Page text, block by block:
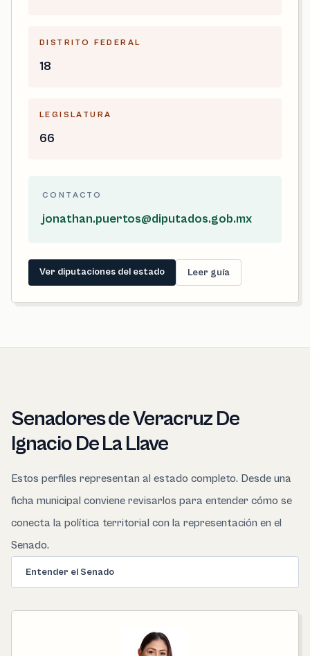
DISTRITO FEDERAL
18
LEGISLATURA
66
CONTACTO
jonathan.puertos@diputados.gob.mx
Ver diputaciones del estado Leer guía
Senadores de Veracruz De
Ignacio De La Llave
Estos perfiles representan al estado completo. Desde una
ficha municipal conviene revisarlos para entender cómo se
conecta la política territorial con la representación en el
Senado.
Entender el Senado